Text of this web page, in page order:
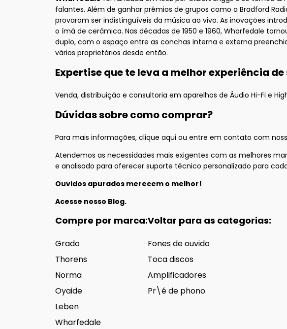
falantes. Além de ganhar prêmios de grupos como a Bradford
provaram ser indistinguíveis da música ao vivo. As inovações
o ímã de cerâmica. Nas décadas de 1950 e 1960, Wharfedale
duplo, com o espaço entre as conchas interna e externa
vários proprietários desde então.
Expertise que te leva a melhor experiência de
Venda, distribuição e consultoria em aparelhos de Áudio Hi-Fi e
Dúvidas sobre como comprar?
Para mais informações, clique aqui ou entre em contato com
Atendemos as necessidades mais exigentes com as melhores
e analisado para oferecer suporte técnico personalizado para
Ouvidos apurados merecem o melhor!
Acesse nosso Blog.
Compre por marca:
Grado
Thorens
Norma
Oyaide
Leben
Wharfedale
Voltar para as categorias:
Fones de ouvido
Toca discos
Amplificadores
Pr\é de phono